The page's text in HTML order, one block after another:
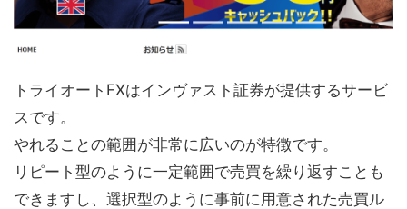
トライオートFXはインヴァスト証券が提供するサービ
スです。
やれることの範囲が非常に広いのが特徴です。
リピート型のように一定範囲で売買を繰り返すことも
できますし、選択型のように事前に用意された売買ル